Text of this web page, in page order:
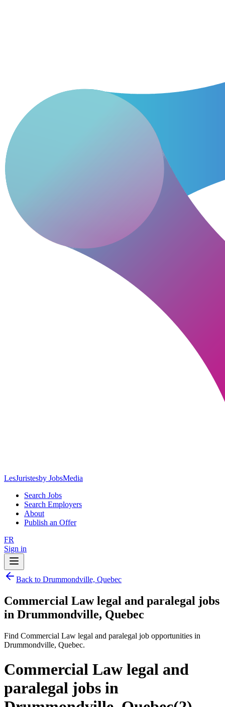
LesJuristesby JobsMedia
Search Jobs
Search Employers
About
Publish an Offer
FR
Sign in
Back to Drummondville, Quebec
Commercial Law legal and paralegal jobs
in Drummondville, Quebec
Find Commercial Law legal and paralegal job opportunities in
Drummondville, Quebec.
Commercial Law legal and
paralegal jobs in